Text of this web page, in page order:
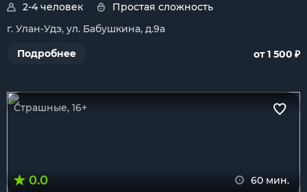
2-4 человек
Простая сложность
г. Улан-Удэ, ул. Бабушкина, д.9а
Подробнее
от 1 500 ₽
Страшные, 16+
0.0 60 мин.